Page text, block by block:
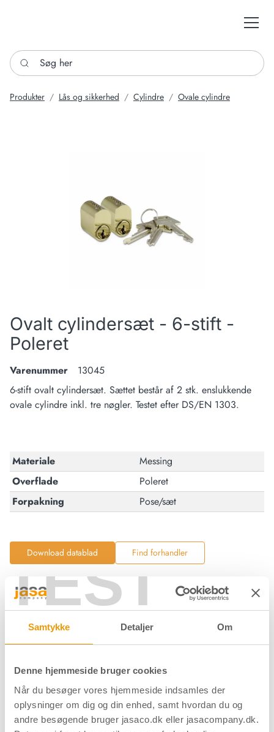
TEST
Samtykke Detaljer Om
Denne hjemmeside bruger cookies
Når du besøger vores hjemmeside indsamles der
oplysninger om dig og din enhed, samt hvordan du og
andre besøgende bruger jasaco.dk eller jasacompany.dk.
Søg her
Produkter Lås og sikkerhed Cylindre Ovale cylindre
Ovalt cylindersæt - 6-stift -
Poleret
Varenummer
13045
6-stift ovalt cylindersæt. Sættet består af 2 stk. enslukkende
ovale cylindre inkl. tre nøgler. Testet efter DS/EN 1303.
Materiale
Messing
Overflade
Poleret
Forpakning
Pose/sæt
Download datablad Find forhandler
Relaterede produkter